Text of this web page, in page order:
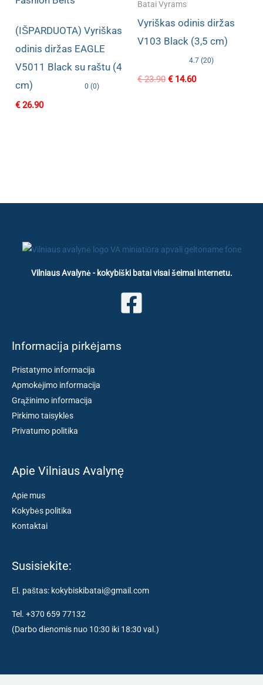
(IŠPARDUOTA) Vyriškas
odinis diržas EAGLE
V5011 Black su raštu (4
cm)
0 (0)
€26.90
Batai Vyrams
Vyriškas odinis diržas
V103 Black (3,5 cm)
4.7 (20)
€23.90 Original
€14.60Current
Vilniaus Avalynė - kokybiški batai visai šeimai internetu.
Informacija pirkėjams
Pristatymo informacija
Apmokėjimo informacija
Grąžinimo informacija
Pirkimo taisyklės
Privatumo politika
Apie Vilniaus Avalynę
Apie mus
Kokybės politika
Kontaktai
Susisiekite:
El. paštas: kokybiskibatai@gmail.com
Tel. +370 659 77132
(Darbo dienomis nuo 10:30 iki 18:30 val.)